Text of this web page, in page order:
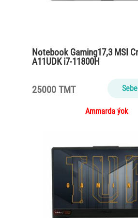
Notebook Gaming17,3 MSI
A11UDK i7-11800H
25000 TMT
Ammarda ýok